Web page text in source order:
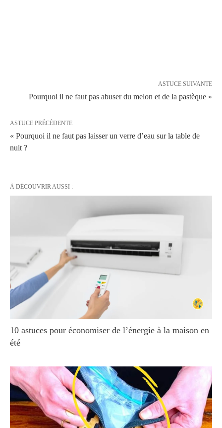
ASTUCE SUIVANTE
Pourquoi il ne faut pas abuser du melon et de la pastèque »
ASTUCE PRÉCÉDENTE
« Pourquoi il ne faut pas laisser un verre d’eau sur la table de
nuit ?
À DÉCOUVRIR AUSSI :
10 astuces pour économiser de l’énergie à la maison en
été